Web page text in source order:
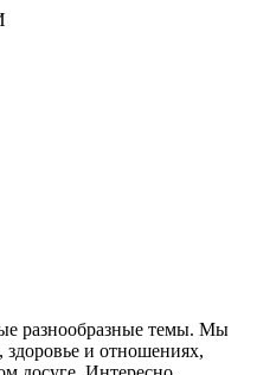
разнообразные темы. Мы
и отношениях,